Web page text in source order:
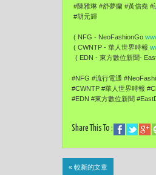
#陳雅琳 #舒夢蘭 #黃信堯 #
#胡元輝
( NFG - NeoFashionGo
( CWNTP - 華人世界時報
( EDN - 東方數位新聞-
#NFG #流行電通
#CWNTP #華人世界時報
#EDN #東方數位新聞
Share This To :
« 較新的文章